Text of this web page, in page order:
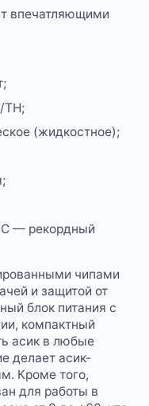
впечатляющими
TH;
(жидкостное);
— рекордный
чипами
и защитой от
блок питания с
компактный
асик в любые
делает асик-
Кроме того,
для работы в